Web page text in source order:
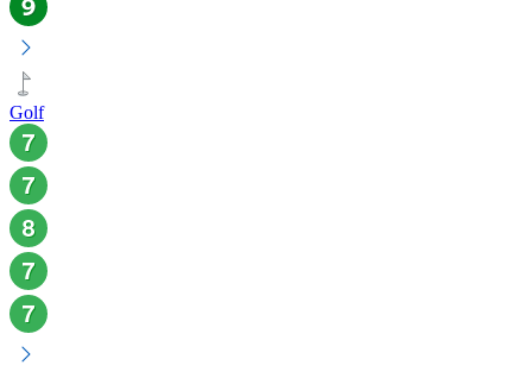
Golf